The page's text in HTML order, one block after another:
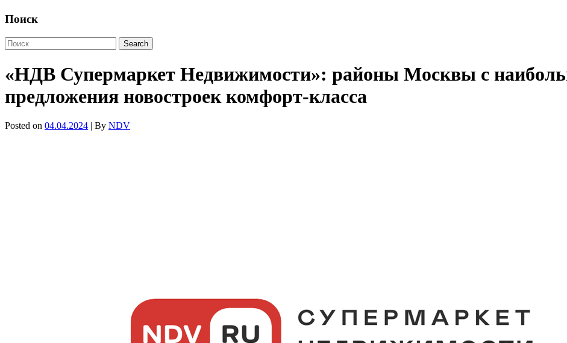
Поиск
«НДВ Супермаркет Недвижимости»: районы Москвы с
предложения новостроек комфорт-класса
Posted on 04.04.2024 | By NDV